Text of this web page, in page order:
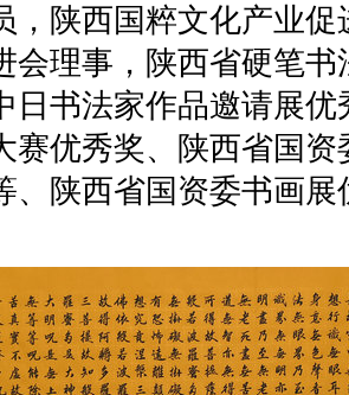
，陕西国粹文化产业
会理事，陕西省硬笔
日书法家作品邀请展优
赛优秀奖、陕西省国资
、陕西省国资委书画展